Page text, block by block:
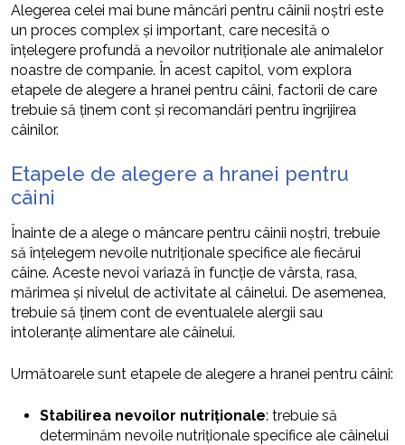
Alegerea celei mai bune mâncări pentru câinii noștri este
un proces complex și important, care necesită o
înțelegere profundă a nevoilor nutriționale ale animalelor
noastre de companie. În acest capitol, vom explora
etapele de alegere a hranei pentru câini, factorii de care
trebuie să ținem cont și recomandări pentru îngrijirea
câinilor.
Etapele de alegere a hranei pentru
câini
Înainte de a alege o mâncare pentru câinii noștri, trebuie
să înțelegem nevoile nutriționale specifice ale fiecărui
câine. Aceste nevoi variază în funcție de vârsta, rasa,
mărimea și nivelul de activitate al câinelui. De asemenea,
trebuie să ținem cont de eventualele alergii sau
intoleranțe alimentare ale câinelui.
Următoarele sunt etapele de alegere a hranei pentru câini:
Stabilirea nevoilor nutriționale: trebuie să
determinăm nevoile nutriționale specifice ale câinelui